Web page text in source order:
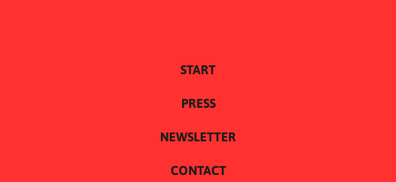
START
PRESS
NEWSLETTER
CONTACT